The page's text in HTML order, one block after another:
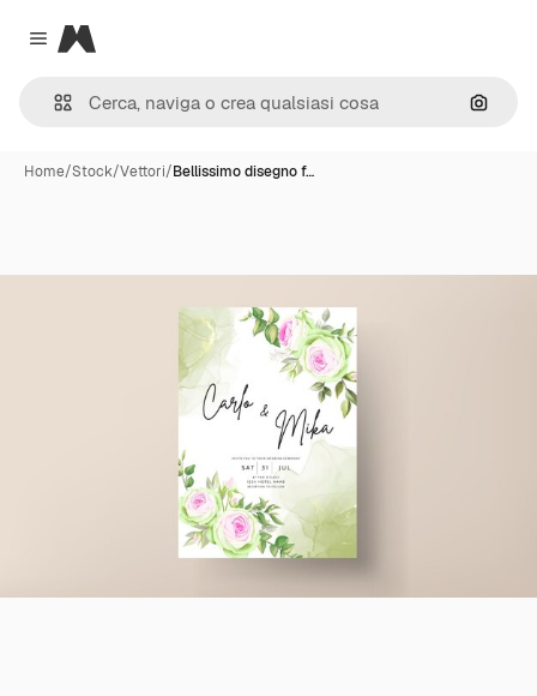
Close menu
Magnific
Cerca
Home/Stock/Vettori/Bellissimo disegno f…